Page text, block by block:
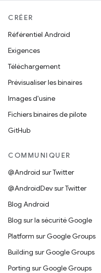
CRÉER
Référentiel Android
Exigences
Téléchargement
Prévisualiser les binaires
Images d'usine
Fichiers binaires de pilote
GitHub
COMMUNIQUER
@Android sur Twitter
@AndroidDev sur Twitter
Blog Android
Blog sur la sécurité Google
Platform sur Google Groups
Building sur Google Groups
Porting sur Google Groups